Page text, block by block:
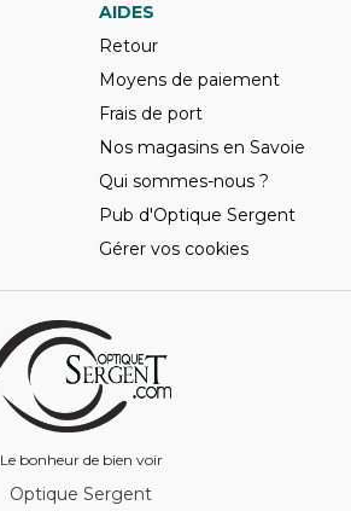
Le bonheur de bien voir
AIDES
Retour
Moyens de paiement
Frais de port
Nos magasins en Savoie
Qui sommes-nous ?
Pub d'Optique Sergent
Gérer vos cookies
Optique Sergent